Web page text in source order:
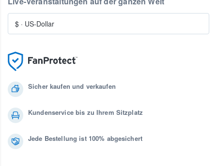
Sicher kaufen und verkaufen
Kundenservice bis zu Ihrem Sitzplatz
Jede Bestellung ist 100% abgesichert
$ · US-Dollar